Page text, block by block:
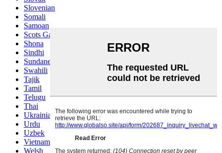
Slovenian
Somali
Samoan
Scots Gaelic
Shona
Sindhi
Sundanese
Swahili
Tajik
Tamil
Telugu
Thai
Ukrainian
Urdu
Uzbek
Vietnamese
Welsh